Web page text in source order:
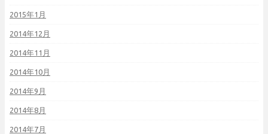
2015年1月
2014年12月
2014年11月
2014年10月
2014年9月
2014年8月
2014年7月